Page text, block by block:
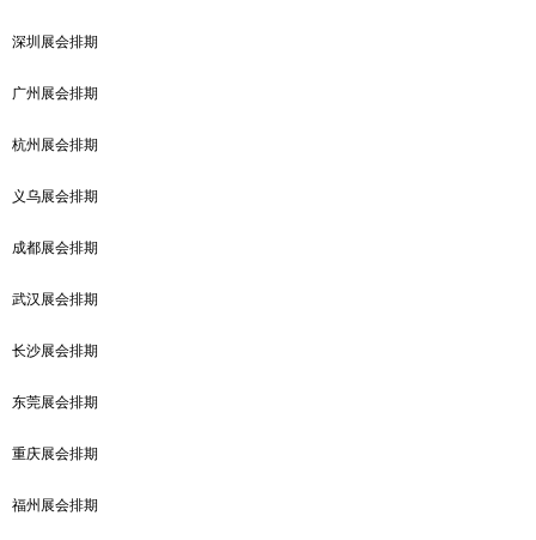
深圳展会排期
广州展会排期
杭州展会排期
义乌展会排期
成都展会排期
武汉展会排期
长沙展会排期
东莞展会排期
重庆展会排期
福州展会排期